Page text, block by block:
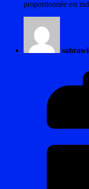
proportionnée est